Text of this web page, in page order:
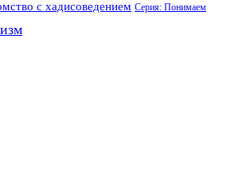
с хадисоведением Серия: Понимаем